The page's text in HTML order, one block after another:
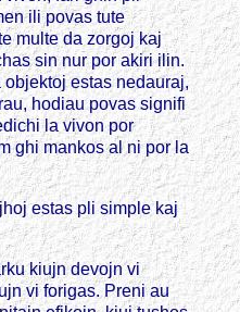
ili povas tute
multe da zorgoj kaj
sin nur por akiri ilin.
estas nedauraj,
hodiau povas signifi
la vivon por
ghi mankos al ni por la
estas pli simple kaj
kiujn devojn vi
vi forigas. Preni au